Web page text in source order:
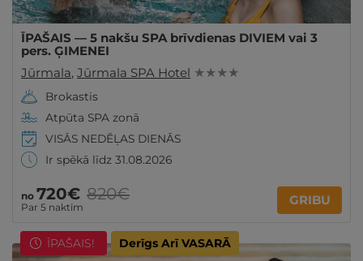
ĪPAŠAIS — 5 nakšu SPA brīvdienas DIVIEM vai 3
pers. ĢIMENEI
Jūrmala, Jūrmala SPA Hotel ★ ★ ★ ★
Brokastis
Atpūta SPA zonā
VISĀS NEDĒĻAS DIENĀS
Ir spēkā līdz 31.08.2026
no 720€
Par 5 naktīm
820€ GRIBU
ĪPAŠAIS! Derīgs Arī VASARĀ